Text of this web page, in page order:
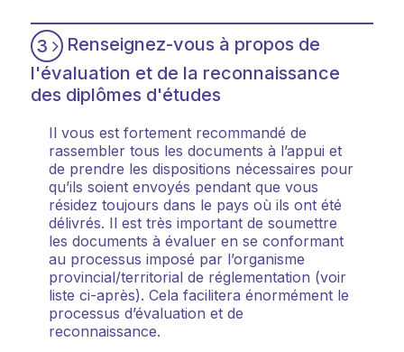
3
Renseignez-vous à propos de
l'évaluation et de la reconnaissance
des diplômes d'études
Il vous est fortement recommandé de
rassembler tous les documents à l’appui et
de prendre les dispositions nécessaires pour
qu’ils soient envoyés pendant que vous
résidez toujours dans le pays où ils ont été
délivrés. Il est très important de soumettre
les documents à évaluer en se conformant
au processus imposé par l’organisme
provincial/territorial de réglementation (voir
liste ci-après). Cela facilitera énormément le
processus d’évaluation et de
reconnaissance.